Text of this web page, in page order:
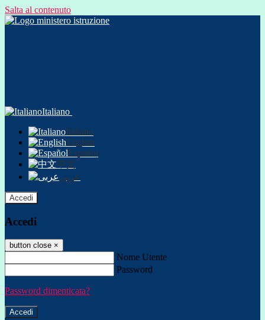
Salta al contenuto
Italiano
Italiano
English
Español
中文
عربى
Accedi
Accedi
button close ×
Nome Utente
Password
Password dimenticata?